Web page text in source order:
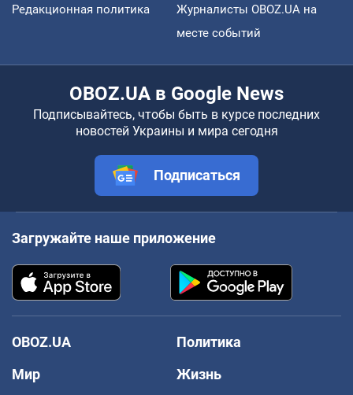
Редакционная политика
Журналисты OBOZ.UA на
месте событий
OBOZ.UA в Google News
Подписывайтесь, чтобы быть в курсе последних
новостей Украины и мира сегодня
Подписаться
Загружайте наше приложение
OBOZ.UA
Политика
Мир
Жизнь